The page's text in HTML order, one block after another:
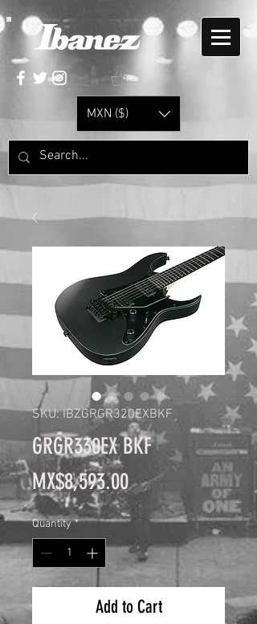
MXN ($)
SKU: IBZGRGR320EXBKF
GRGR330EX BKF
MX$8,593.00Price
Quantity *
Add to Cart